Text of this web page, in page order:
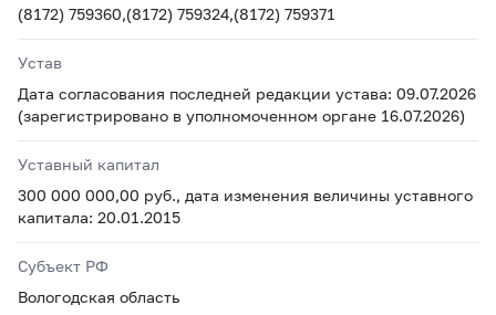
(8172) 759360,(8172) 759324,(8172) 759371
Устав
Дата согласования последней редакции устава: 09.07.2026
(зарегистрировано в уполномоченном органе 16.07.2026)
Уставный капитал
300 000 000,00 руб., дата изменения величины уставного
капитала: 20.01.2015
Субъект РФ
Вологодская область